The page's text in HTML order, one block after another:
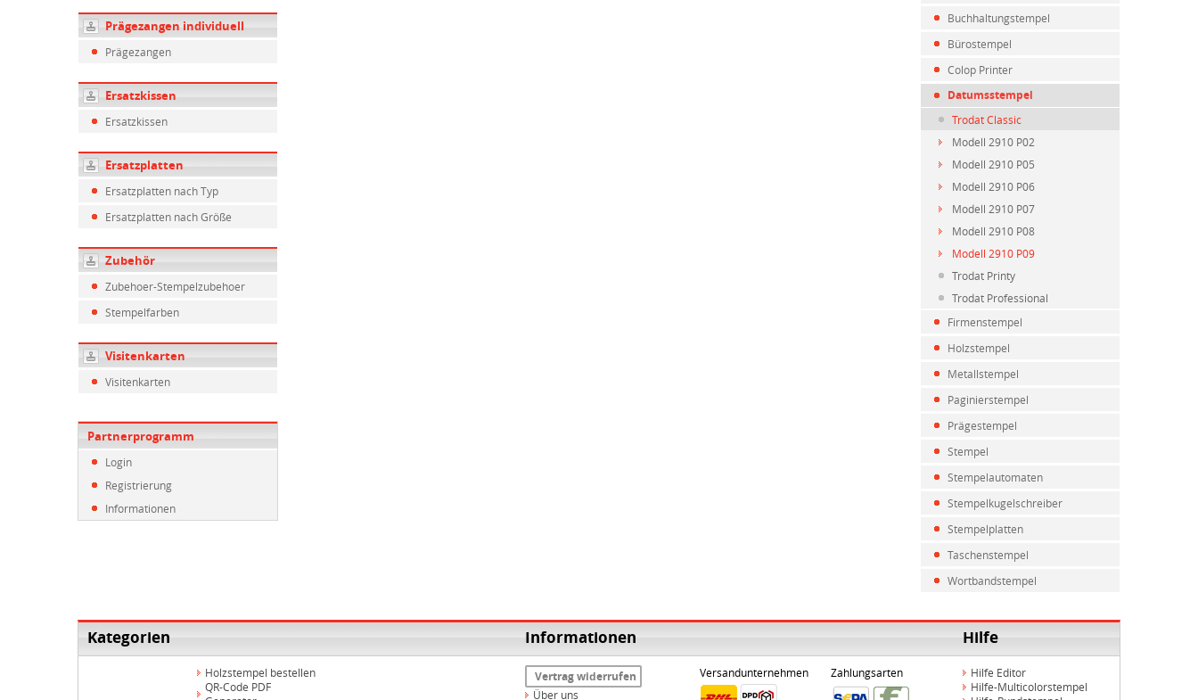
Prägezangen individuell
Prägezangen
Ersatzkissen
Ersatzkissen
Ersatzplatten
Ersatzplatten nach Typ
Ersatzplatten nach Größe
Zubehör
Zubehoer-Stempelzubehoer
Stempelfarben
Visitenkarten
Visitenkarten
Partnerprogramm
Login
Registrierung
Informationen
Buchhaltungstempel
Bürostempel
Colop Printer
Datumsstempel
Trodat Classic
Modell 2910 P02
Modell 2910 P05
Modell 2910 P06
Modell 2910 P07
Modell 2910 P08
Modell 2910 P09
Trodat Printy
Trodat Professional
Firmenstempel
Holzstempel
Metallstempel
Paginierstempel
Prägestempel
Stempel
Stempelautomaten
Stempelkugelschreiber
Stempelplatten
Taschenstempel
Wortbandstempel
Kategorien Informationen Hilfe
Holzstempel bestellen
QR-Code PDF
Vertrag widerrufen
Über uns
Versandunternehmen Zahlungsarten
Hilfe Editor
Hilfe-Multicolorstempel